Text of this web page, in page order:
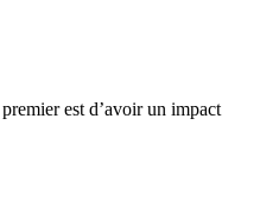
est d’avoir un impact